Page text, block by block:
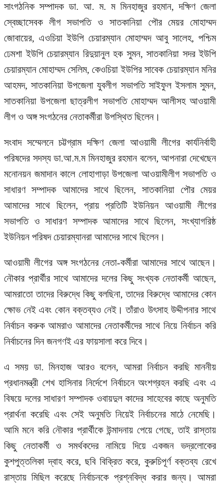
সাংগঠনিক সম্পাদক ডা. আ. ম. ম মিনহাজুর রহমান, দক্ষিণ জেলা
স্বেচ্ছাসেবক লীগ সভাপতি ও সাতকানিয়া পৌর মেয়র মোহাম্মদ
জোবায়ের, এওচিয়া ইউপি চেয়ারম্যান মোহাম্মদ আবু সালেহ, পশ্চিম
ঢেমশা ইউপি চেয়ারম্যান রিদুয়ানুল হক সুমন, সাতকানিয়া সদর ইউপি
চেয়ারম্যান মোহাম্মদ সেলিম, কেওচিয়া ইউপির সাবেক চেয়ারম্যান মনির
আহমদ, সাতকানিয়া উপজেলা যুবলীগ সভাপতি সাইফুল ইসলাম সুমন,
সাতকানিয়া উপজেলা ছাত্রলীগ সভাপতি মোহাম্মদ আলীসহ আওয়ামী
লীগ ও অঙ্গ সংগঠনের নেতাকর্মীরা উপস্থিত ছিলেন।
সংবাদ সম্মেলনে চট্টগ্রাম দক্ষিণ জেলা আওয়ামী লীগের কার্যনির্বাহী
পরিষদের সদস্য ডা.আ.ম.ম মিনহাজুর রহমান বলেন, আপনারা দেখেছেন
মনোনয়ন জমাদান কালে লোহাগাড়া উপজেলা আওয়ামীলীগ সভাপতি ও
সাধারণ সম্পাদক আমাদের সাথে ছিলেন, সাতকানিয়া পৌর মেয়র
আমাদের সাথে ছিলেন, প্রায় প্রতিটি ইউনিয়ন আওয়ামী লীগের
সভাপতি ও সাধারণ সম্পাদক আমাদের সাথে ছিলেন, সংখ্যাগরিষ্ঠ
ইউনিয়ন পরিষদ চেয়ারম্যানরা আমাদের সাথে ছিলেন।
আওয়ামী লীগের অঙ্গ সংগঠনের নেতা-কর্মীরা আমাদের সাথে আছেন।
নৌকার প্রার্থীর সাথে আমাদের দলের কিছু সংখ্যক নেতাকর্মী আছেন,
আমরাতো তাদের বিরুদ্ধে কিছু বলছিনা, তাদের বিরুদ্ধে আমাদের কোন
ক্ষোভ নেই এবং কোন বক্তব্যও নেই। তাঁরাও উৎসাহ উদ্দীপনার সাথে
নির্বাচন করুক আমরাও আমাদের নেতাকর্মীদের সাথে নিয়ে নির্বাচন করি
নির্বাচনের দিন জনগণই এর ফায়সালা করে দিবে।
এ সময় ডা. মিনহাজ আরও বলেন, আমরা নির্বাচন করছি মাননীয়
প্রধানমন্ত্রী শেখ হাসিনার নির্দেশে নির্বাচনে অংশগ্রহন করছি এবং এ
বিষয়ে দলের সাধারণ সম্পাদক ওবায়দুল কাদের সাহেবের কাছে অনুমতি
প্রার্থনা করেছি এবং সেই অনুমতি নিয়েই নির্বাচনের মাঠে নেমেছি।
আমি মনে করি নৌকার প্রার্থীকে উন্মাদনায় পেয়ে গেছে, তাই রাস্তায়
কিছু নেতাকর্মী ও সমর্থকদের নামিয়ে দিয়ে একজন ভদ্রলোকের
কুশপুত্তলিকা দ্বাহ করে, ছবি বিক্রিত করে, কুরুচিপূর্ণ বক্তব্য রেখে
রাস্তায় মিছিল করেছে নির্বাচনকে প্রশ্নবিদ্ধ করার জন্য। আমরা